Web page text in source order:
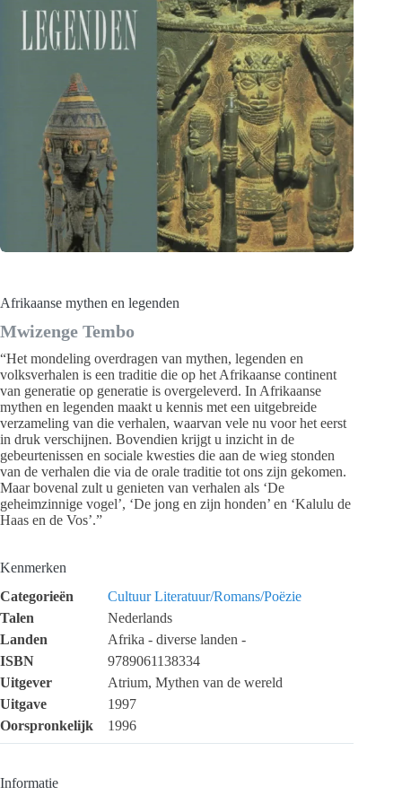
Afrikaanse mythen en legenden
Mwizenge Tembo
“Het mondeling overdragen van mythen, legenden en
volksverhalen is een traditie die op het Afrikaanse continent
van generatie op generatie is overgeleverd. In Afrikaanse
mythen en legenden maakt u kennis met een uitgebreide
verzameling van die verhalen, waarvan vele nu voor het eerst
in druk verschijnen. Bovendien krijgt u inzicht in de
gebeurtenissen en sociale kwesties die aan de wieg stonden
van de verhalen die via de orale traditie tot ons zijn gekomen.
Maar bovenal zult u genieten van verhalen als ‘De
geheimzinnige vogel’, ‘De jong en zijn honden’ en ‘Kalulu de
Haas en de Vos’.”
Kenmerken
Categorieën
Cultuur Literatuur/Romans/Poëzie
Talen
Nederlands
Landen
Afrika - diverse landen -
ISBN
9789061138334
Uitgever
Atrium, Mythen van de wereld
Uitgave
1997
Oorspronkelijk
1996
Informatie